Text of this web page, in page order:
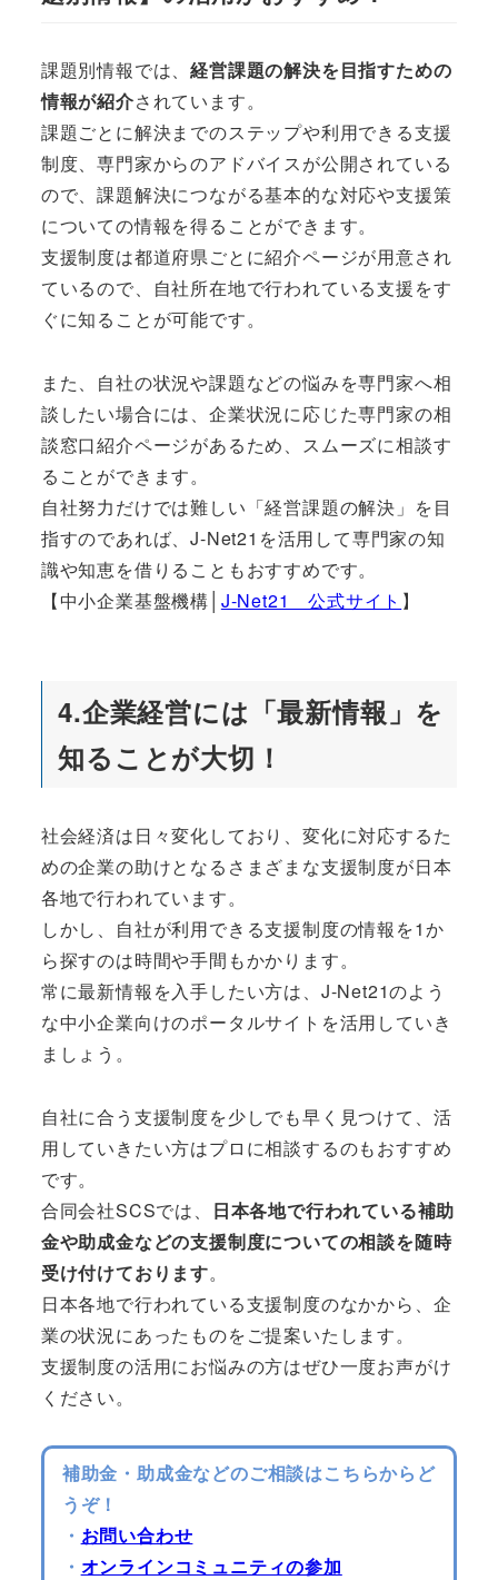
課題別情報では、経営課題の解決を目指すための
情報が紹介されています。
課題ごとに解決までのステップや利用できる支援
制度、専門家からのアドバイスが公開されている
ので、課題解決につながる基本的な対応や支援策
についての情報を得ることができます。
支援制度は都道府県ごとに紹介ページが用意され
ているので、自社所在地で行われている支援をす
ぐに知ることが可能です。
また、自社の状況や課題などの悩みを専門家へ相
談したい場合には、企業状況に応じた専門家の相
談窓口紹介ページがあるため、スムーズに相談す
ることができます。
自社努力だけでは難しい「経営課題の解決」を目
指すのであれば、J-Net21を活用して専門家の知
識や知恵を借りることもおすすめです。
【中小企業基盤機構│ J-Net21 公式サイト 】
4.企業経営には「最新情報」を
知ることが大切！
社会経済は日々変化しており、変化に対応するた
めの企業の助けとなるさまざまな支援制度が日本
各地で行われています。
しかし、自社が利用できる支援制度の情報を1か
ら探すのは時間や手間もかかります。
常に最新情報を入手したい方は、J-Net21のよう
な中小企業向けのポータルサイトを活用していき
ましょう。
自社に合う支援制度を少しでも早く見つけて、活
用していきたい方はプロに相談するのもおすすめ
です。
合同会社SCSでは、 日本各地で行われている補助
金や助成金などの支援制度についての相談を随時
受け付けております。
日本各地で行われている支援制度のなかから、企
業の状況にあったものをご提案いたします。
支援制度の活用にお悩みの方はぜひ一度お声がけ
ください。
補助金・助成金などのご相談はこちらからど
うぞ！
・ お問い合わせ
・ オンラインコミュニティの参加